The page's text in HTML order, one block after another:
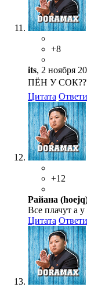
+8
its, 2 ноября
ПЁН У
Цитата
+12
Райана
Все плачут а
Цитата